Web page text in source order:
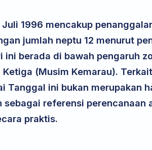
1996 mencakup
jumlah neptu 12 menurut
berada di bawah pengaruh
(Musim Kemarau).
ini bukan merupakan
referensi perencanaan
praktis.